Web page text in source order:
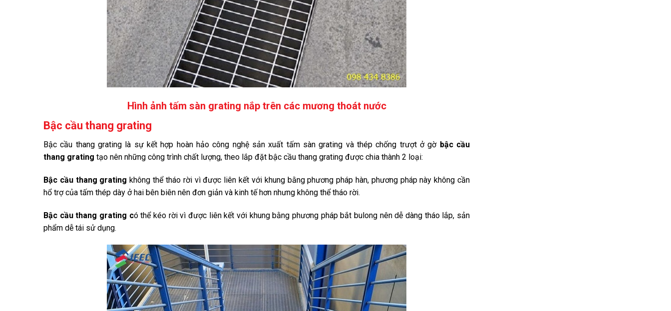
Hình ảnh tấm sàn grating nắp trên các mương thoát nước
Bậc cầu thang grating
Bậc cầu thang grating là sự kết hợp hoàn hảo công nghệ sản xuất tấm sàn grating và thép chống trượt ở gờ bậc cầu
thang grating tạo nên những công trình chất lượng, theo lắp đặt bậc cầu thang grating được chia thành 2 loại:
Bậc cầu thang grating không thể tháo rời vì được liên kết với khung bằng phương pháp hàn, phương pháp này không cần
hổ trợ của tấm thép dày ở hai bên biên nên đơn giản và kinh tế hơn nhưng không thể tháo rời.
Bậc cầu thang grating có thể kéo rời vì được liên kết với khung bằng phương pháp bắt bulong nên dễ dàng tháo lắp, sản
phẩm dễ tái sử dụng.